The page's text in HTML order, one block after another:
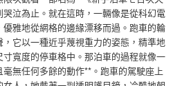
泣為止。就在這時，一輛像是從科幻電
雅地從網格的邊緣漂移而過。跑車的輪
它以一種近乎蔑視重力的姿態，精準地
寬度的停車格中。那泊車的過程就像一
無任何多餘的動作**。跑車的駕駛座上